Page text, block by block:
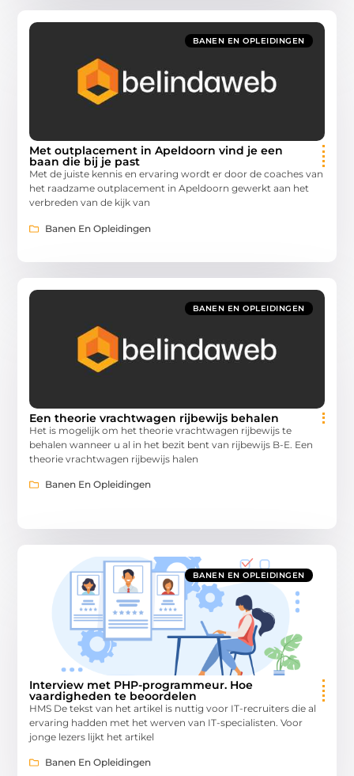
BANEN EN OPLEIDINGEN
Met outplacement in Apeldoorn vind je een
baan die bij je past
Met de juiste kennis en ervaring wordt er door de coaches van
het raadzame outplacement in Apeldoorn gewerkt aan het
verbreden van de kijk van
Banen En Opleidingen
BANEN EN OPLEIDINGEN
Een theorie vrachtwagen rijbewijs behalen
Het is mogelijk om het theorie vrachtwagen rijbewijs te
behalen wanneer u al in het bezit bent van rijbewijs B-E. Een
theorie vrachtwagen rijbewijs halen
Banen En Opleidingen
BANEN EN OPLEIDINGEN
Interview met PHP-programmeur. Hoe
vaardigheden te beoordelen
HMS De tekst van het artikel is nuttig voor IT-recruiters die al
ervaring hadden met het werven van IT-specialisten. Voor
jonge lezers lijkt het artikel
Banen En Opleidingen